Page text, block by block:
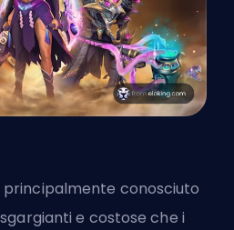
principalmente conosciuto
e costose che i